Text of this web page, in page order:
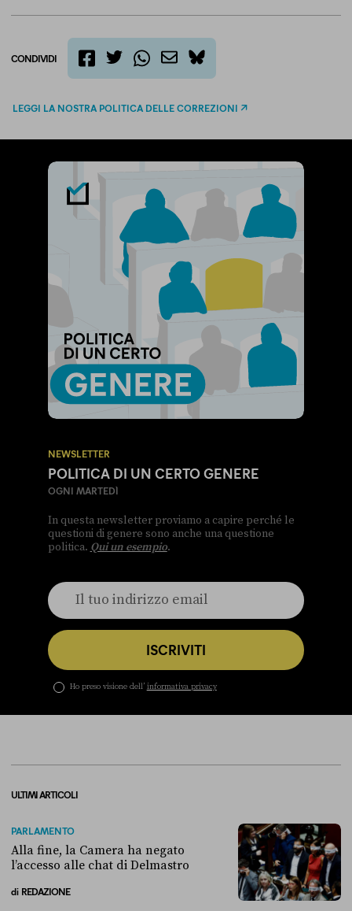
CONDIVIDI
bluesky
LEGGI LA NOSTRA POLITICA DELLE CORREZIONI
NEWSLETTER
POLITICA DI UN CERTO GENERE
OGNI MARTEDÌ
In questa newsletter proviamo a capire perché le
questioni di genere sono anche una questione
politica. Qui un esempio.
ISCRIVITI
Ho preso visione dell’ informativa privacy
ULTIMI ARTICOLI
PARLAMENTO
Alla fine, la Camera ha negato
l’accesso alle chat di Delmastro
di REDAZIONE